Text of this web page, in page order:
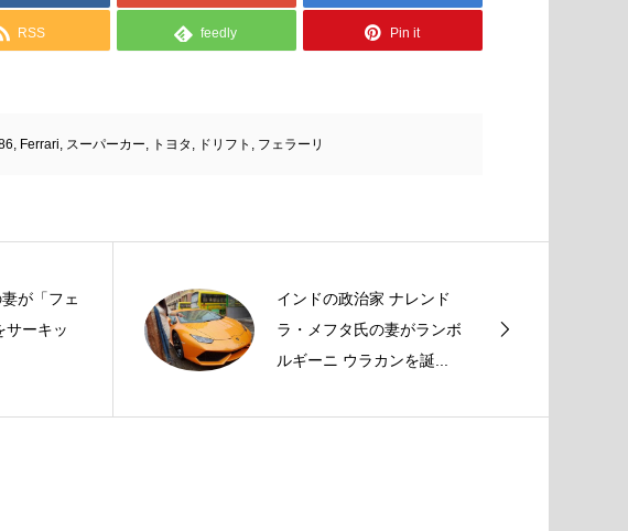
RSS feedly Pin it
, Ferrari, スーパーカー, トヨタ , ドリフト , フェラーリ
が「フェ
サーキッ
インドの政治家 ナレンド
ラ・メフタ氏の妻がランボ
ルギーニ ウラカンを誕...